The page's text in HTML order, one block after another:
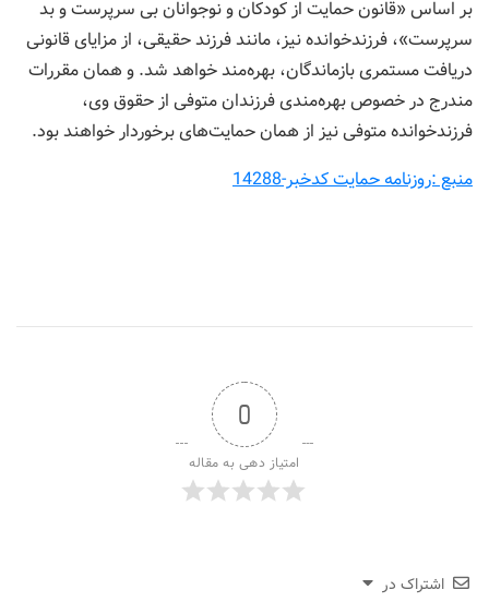
بر اساس «قانون حمایت از کودکان و نوجوانان بی سرپرست و بد
سرپرست»، فرزندخوانده نیز، مانند فرزند حقیقی، از مزایای قانونی
دریافت مستمری بازماندگان، بهره‌مند خواهد شد. و همان مقررات
مندرج در خصوص بهره‌مندی فرزندان متوفی از حقوق وی،
فرزندخوانده متوفی نیز از همان حمایت‌های برخوردار خواهند بود.
منبع :روزنامه حمایت کدخبر-14288
0
امتیاز دهی به مقاله
اشتراک در